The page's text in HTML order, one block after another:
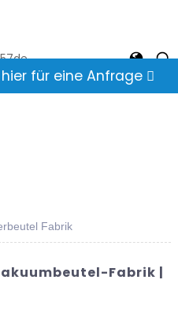
hier für eine Anfrage
Fabrik
Fabrik |